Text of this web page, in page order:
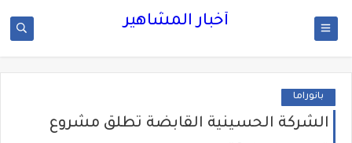
أخبار المشاهير
بانوراما
الشركة الحسينية القابضة تطلق مشروع